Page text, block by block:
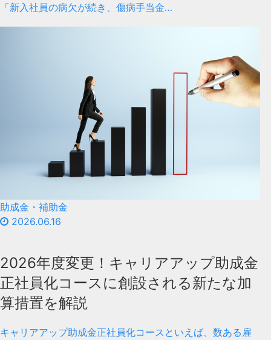
「新入社員の病欠が続き、傷病手当金…
助成金・補助金
2026.06.16
2026年度変更！キャリアアップ助成金
正社員化コースに創設される新たな加
算措置を解説
キャリアアップ助成金正社員化コースといえば、数ある雇